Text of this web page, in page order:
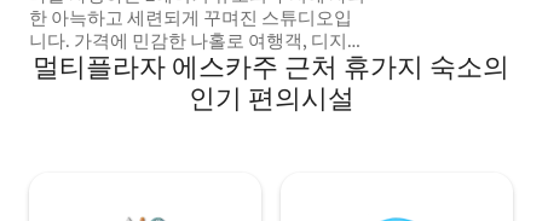
한 아늑하고 세련되게 꾸며진 스튜디오입
니다. 가격에 민감한 나홀로 여행객, 디지털
노마드, 의료 관광객 또는 로맨틱한 휴가를
즐기는 사람들에게 안식처입니다. "Earth &
Sky - Costa Rica"에는 3개의 부티크 숙소가
발코니 2개, 화덕
멀티플라자 에스카주 근처 휴가지 숙소의
인기 편의시설